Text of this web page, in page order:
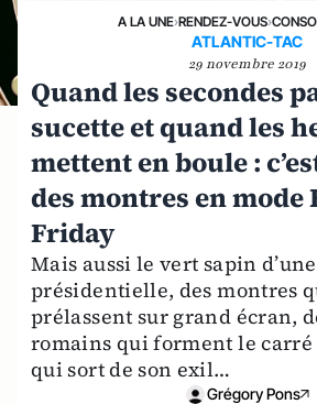
A LA UNE›RENDEZ-VOUS›
ATLANTIC-TAC
29 novembre 2019
Quand les secondes
sucette et quand les
mettent en boule :
des montres en mode
Friday
Mais aussi le vert sapin
présidentielle, des montres
prélassent sur grand écran,
romains qui forment le
qui sort de son exil…
Grégory Pons